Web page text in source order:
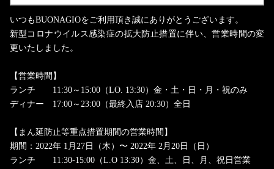
いつもBUONAGIOをご利用頂き誠にありがとうございます。
新型コロナウイルス感染症の拡大防止措置に伴い、営業時間の変
更いたしました。
【営業時間】
ランチ 11:30～15:00（LO. 13:30）金・土・日・月・祝のみ
ディナー 17:00～23:00（最終入店 20:30）全日
【まん延防止等重点措置期間の営業時間】
期間：2022年 1月27日（木）〜 2022年 2月20日（日）
ランチ 11:30-15:00（L.O 13:30）金、土、日、月、祝日営業